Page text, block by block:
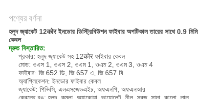
পণ্যের বর্ণনা
হলুদ জ্যাকেট 12कोर ইনডোর ডিস্ট্রিবিউশন ফাইবার অপটিকাল তারের সাথে 0.9 মিমি
কেবল
দ্রুত বিস্তারিত:
প্রকার: হলুদ জ্যাকেট সহ 12कोर ফাইবার কেবল
মোড: ওএস 1, ওএস 2, ওএম 1, ওএম 2, ওএম 3, ওএম 4
ফাইবার: জি 652 ডি, জি 657 এ, জি 657 বি
অ্যাপ্লিকেশন: ইনডোর ফাইবার কেবল
জ্যাকেট: পিভিসি, এলএসজেডএইচ, অফএনপি, অফএনআর